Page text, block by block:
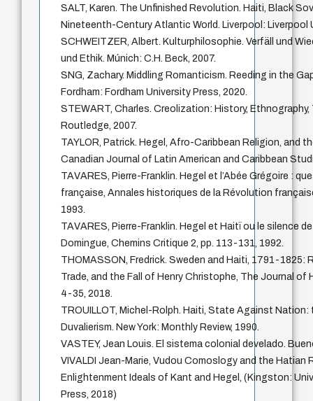
SALT, Karen. The Unfinished Revolution. Haiti, Black
Nineteenth-Century Atlantic World. Liverpool: Liverpool
SCHWEITZER, Albert. Kulturphilosophie. Verfäll und
und Ethik. Múnich: C.H. Beck, 2007.
SNG, Zachary. Middling Romanticism. Reeding in the
Fordham: Fordham University Press, 2020.
STEWART, Charles. Creolization: History, Ethnography,
Routledge, 2007.
TAYLOR, Patrick. Hegel, Afro-Caribbean Religion, and
Canadian Journal of Latin American and Caribbean
TAVARES, Pierre-Franklin. Hegel et l’Abée Grégoire :
française, Annales historiques de la Révolution
1993.
TAVARES, Pierre-Franklin. Hegel et Haitï ou le silence
Domingue, Chemins Critique 2, pp. 113-131, 1992.
THOMASSON, Fredrick. Sweden and Haiti, 1791-1825:
Trade, and the Fall of Henry Christophe, The Journal of
4-35, 2018.
TROUILLOT, Michel-Rolph. Haiti, State Against
Duvalierism. New York: Monthly Review, 1990.
VASTEY, Jean Louis. El sistema colonial develado.
VIVALDI Jean-Marie, Vudou Comoslogy and the Hatian
Enlightenment Ideals of Kant and Hegel, (Kingston:
Press, 2018)